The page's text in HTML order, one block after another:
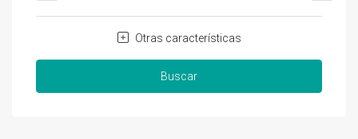
Otras características
Buscar